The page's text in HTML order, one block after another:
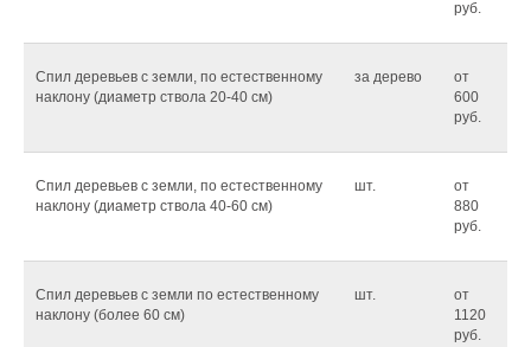
руб.
Спил деревьев с земли, по естественному
наклону (диаметр ствола 20-40 см)
за дерево
от
600
руб.
Спил деревьев с земли, по естественному
наклону (диаметр ствола 40-60 см)
шт.
от
880
руб.
Спил деревьев с земли по естественному
наклону (более 60 см)
шт.
от
1120
руб.